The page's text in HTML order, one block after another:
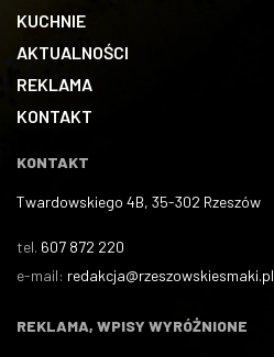
KUCHNIE
AKTUALNOŚCI
REKLAMA
KONTAKT
KONTAKT
Twardowskiego 4B, 35-302 Rzeszów
tel. 607 872 220
e-mail: redakcja@rzeszowskiesmaki.pl
REKLAMA, WPISY WYRÓŻNIONE